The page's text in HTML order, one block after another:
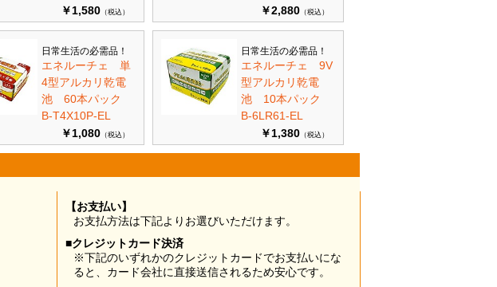
￥1,580 （税込）
￥2,880 （税込）
日常生活の必需品！
エネルーチェ 単
4型アルカリ乾電
池 60本パック
B-T4X10P-EL
￥1,080 （税込）
日常生活の必需品！
エネルーチェ 9V
型アルカリ乾電
池 10本パック
B-6LR61-EL
￥1,380 （税込）
【お支払い】
お支払方法は下記よりお選びいただけます。
■クレジットカード決済
※下記のいずれかのクレジットカードでお支払いにな
ると、カード会社に直接送信されるため安心です。